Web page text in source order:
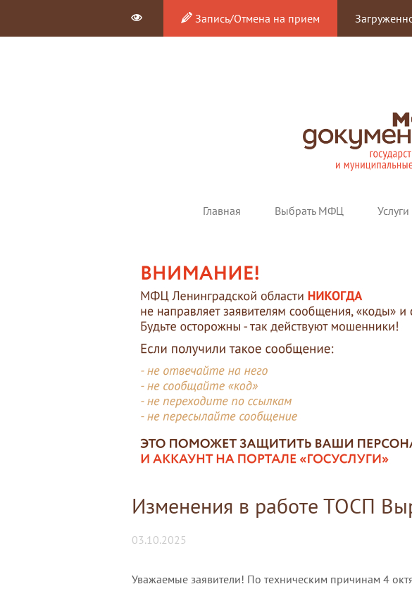
Запись/Отмена на прием
Главная Выбрать МФЦ Услуги
Изменения в работе ТОСП
03.10.2025
Уважаемые заявители! По техническим причинам 4